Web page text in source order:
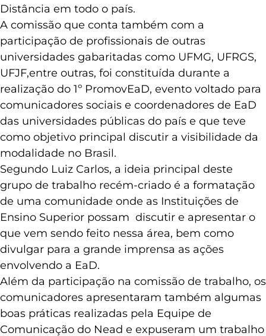
Distância em todo o país.
A comissão que conta também com a
participação de profissionais de outras
universidades gabaritadas como UFMG, UFRGS,
UFJF,entre outras, foi constituída durante a
realização do 1º PromovEaD, evento voltado para
comunicadores sociais e coordenadores de EaD
das universidades públicas do país e que teve
como objetivo principal discutir a visibilidade da
modalidade no Brasil.
Segundo Luiz Carlos, a ideia principal deste
grupo de trabalho recém-criado é a formatação
de uma comunidade onde as Instituições de
Ensino Superior possam discutir e apresentar o
que vem sendo feito nessa área, bem como
divulgar para a grande imprensa as ações
envolvendo a EaD.
Além da participação na comissão de trabalho, os
comunicadores apresentaram também algumas
boas práticas realizadas pela Equipe de
Comunicação do Nead e expuseram um trabalho